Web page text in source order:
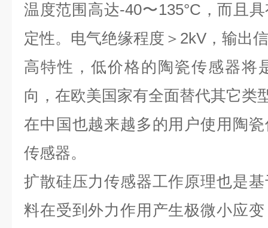
温度范围高达-40〜135°C，而且
定性。电气绝缘程度＞2kV，输出
高特性，低价格的陶瓷传感器将
向，在欧美国家有全面替代其它类
在中国也越来越多的用户使用陶
传感器。
扩散硅压力传感器工作原理也是
料在受到外力作用产生极微小应